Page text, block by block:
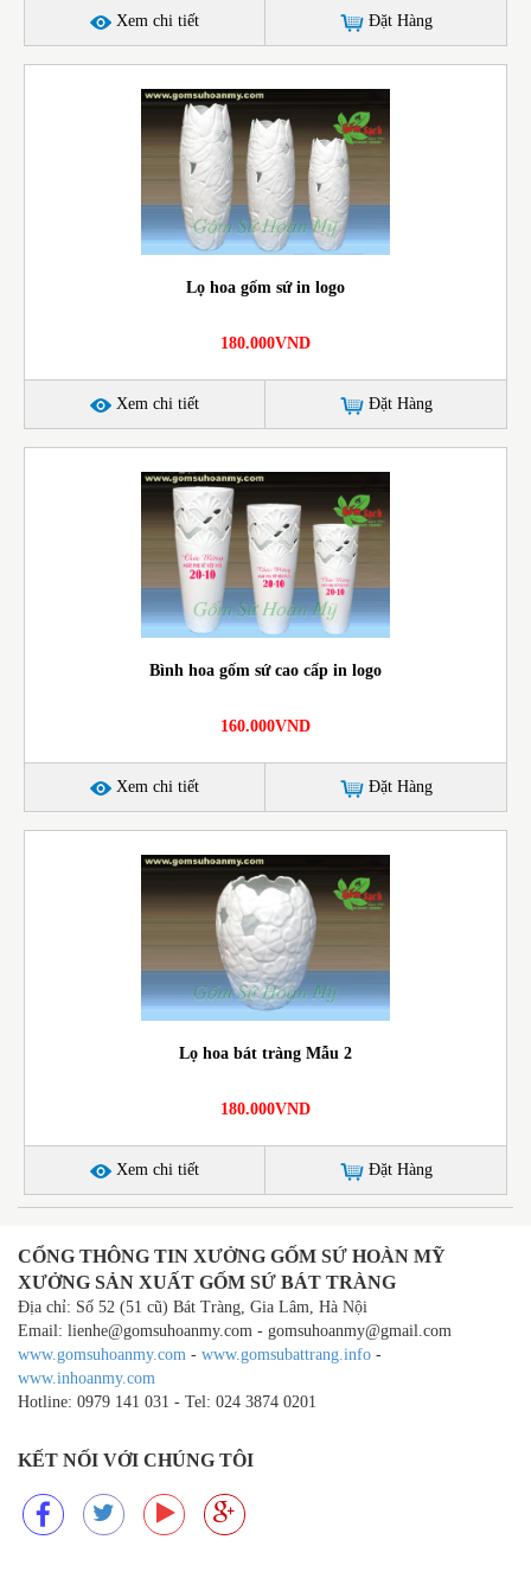
Xem chi tiết Đặt Hàng
Lọ hoa gốm sứ in logo
180.000VND
Xem chi tiết Đặt Hàng
Bình hoa gốm sứ cao cấp in logo
160.000VND
Xem chi tiết Đặt Hàng
Lọ hoa bát tràng Mẫu 2
180.000VND
Xem chi tiết Đặt Hàng
CỔNG THÔNG TIN XƯỞNG GỐM SỨ HOÀN MỸ
XƯỞNG SẢN XUẤT GỐM SỨ BÁT TRÀNG
Địa chỉ: Số 52 (51 cũ) Bát Tràng, Gia Lâm, Hà Nội
Email: lienhe@gomsuhoanmy.com - gomsuhoanmy@gmail.com
www.gomsuhoanmy.com - www.gomsubattrang.info -
www.inhoanmy.com
Hotline: 0979 141 031 - Tel: 024 3874 0201
KẾT NỐI VỚI CHÚNG TÔI